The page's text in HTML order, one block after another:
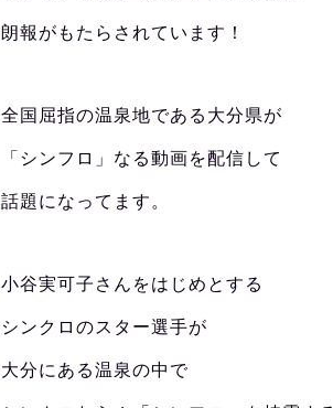
朗報がもたらされています！
全国屈指の温泉地である大分県が
「シンフロ」なる動画を配信して
話題になってます。
小谷実可子さんをはじめとする
シンクロのスター選手が
大分にある温泉の中で